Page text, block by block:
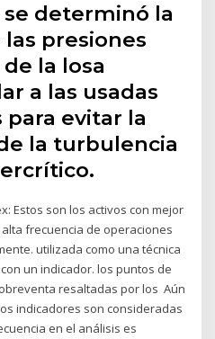
determinó la
presiones
la losa
a las usadas
para evitar la
la turbulencia
Estos son los activos con mejor
frecuencia de operaciones
utilizada como una técnica
un indicador. los puntos de
resaltadas por los Aún
indicadores son consideradas
en el análisis es